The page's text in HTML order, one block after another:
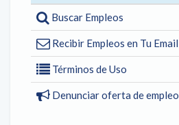
Buscar Empleos
Recibir Empleos en Tu Email
Términos de Uso
Denunciar oferta de empleo